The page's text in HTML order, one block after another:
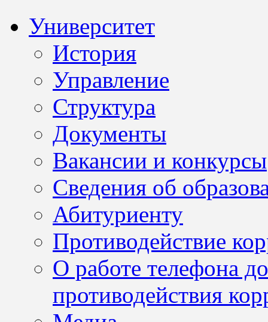
Университет
История
Управление
Структура
Документы
Вакансии и конкурсы
Сведения об
Абитуриенту
Противодействие
О работе телефона
противодействия